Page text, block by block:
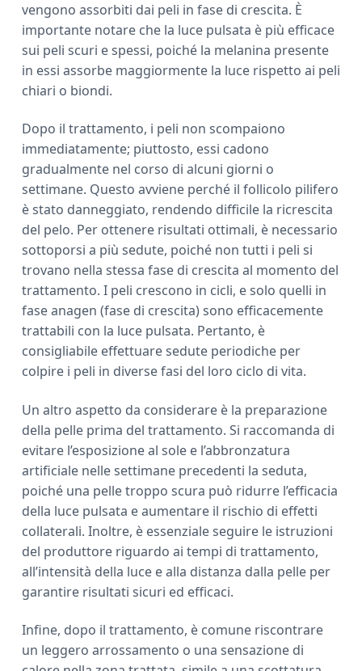
vengono assorbiti dai peli in fase di crescita. È
importante notare che la luce pulsata è più efficace
sui peli scuri e spessi, poiché la melanina presente
in essi assorbe maggiormente la luce rispetto ai peli
chiari o biondi.
Dopo il trattamento, i peli non scompaiono
immediatamente; piuttosto, essi cadono
gradualmente nel corso di alcuni giorni o
settimane. Questo avviene perché il follicolo pilifero
è stato danneggiato, rendendo difficile la ricrescita
del pelo. Per ottenere risultati ottimali, è necessario
sottoporsi a più sedute, poiché non tutti i peli si
trovano nella stessa fase di crescita al momento del
trattamento. I peli crescono in cicli, e solo quelli in
fase anagen (fase di crescita) sono efficacemente
trattabili con la luce pulsata. Pertanto, è
consigliabile effettuare sedute periodiche per
colpire i peli in diverse fasi del loro ciclo di vita.
Un altro aspetto da considerare è la preparazione
della pelle prima del trattamento. Si raccomanda di
evitare l’esposizione al sole e l’abbronzatura
artificiale nelle settimane precedenti la seduta,
poiché una pelle troppo scura può ridurre l’efficacia
della luce pulsata e aumentare il rischio di effetti
collaterali. Inoltre, è essenziale seguire le istruzioni
del produttore riguardo ai tempi di trattamento,
all’intensità della luce e alla distanza dalla pelle per
garantire risultati sicuri ed efficaci.
Infine, dopo il trattamento, è comune riscontrare
un leggero arrossamento o una sensazione di